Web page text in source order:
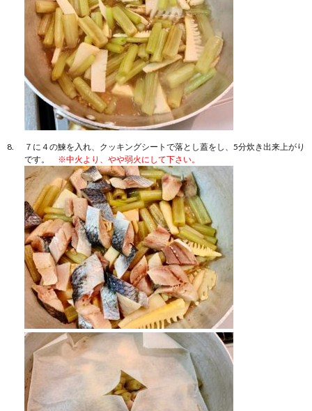
７に４の鰊を入れ、クッキングシートで落とし蓋をし、5分炊き出来上がり
です。 ※中火より、やや弱火にして下さい。